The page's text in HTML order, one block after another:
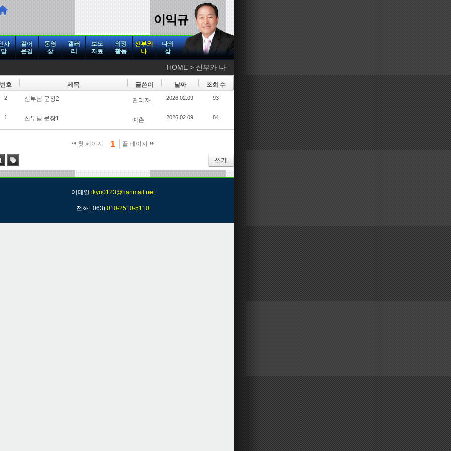
이익규
사
말
걸어
온길
동영
상
갤러
리
보도
자료
의정
활동
신부와
나
나의
삶
HOME > 신부와 나
번호 제목 글쓴이 날짜 조회 수
2 신부님 문장2 관리자 2026.02.09 93
1 신부님 문장1 예촌 2026.02.09 84
첫 페이지 1 끝 페이지
쓰기
태그
이메일 ikyu0123@hanmail.net
전화 : 063) 010-2510-5110